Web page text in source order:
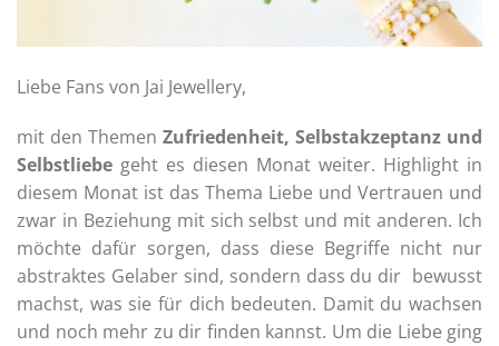
Liebe Fans von Jai Jewellery,
mit den Themen Zufriedenheit, Selbstakzeptanz und
Selbstliebe geht es diesen Monat weiter. Highlight in
diesem Monat ist das Thema Liebe und Vertrauen und
zwar in Beziehung mit sich selbst und mit anderen. Ich
möchte dafür sorgen, dass diese Begriffe nicht nur
abstraktes Gelaber sind, sondern dass du dir bewusst
machst, was sie für dich bedeuten. Damit du wachsen
und noch mehr zu dir finden kannst. Um die Liebe ging